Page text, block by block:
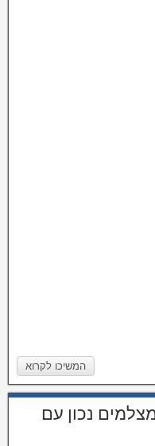
המשיכו לקרוא
נכון עם